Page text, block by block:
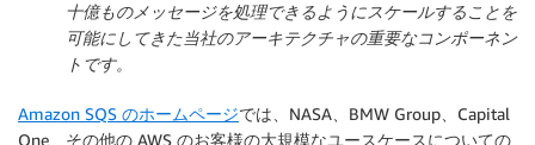
十億ものメッセージを処理できるようにスケールすることを
可能にしてきた当社のアーキテクチャの重要なコンポーネン
トです。
Amazon SQS のホームページでは、NASA、BMW Group、Capital
One、その他の AWS のお客様の大規模なユースケースについての